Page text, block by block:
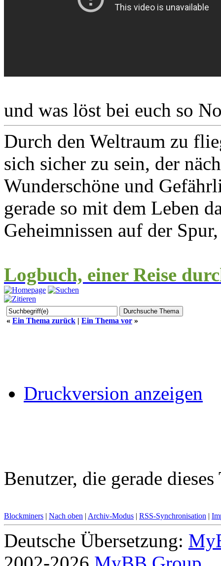
und was löst bei euch so
Durch den Weltraum zu
sich sicher zu sein, der
Wunderschöne und
gerade so mit dem Leben
Geheimnissen auf der
Logbuch, einer Reise
« Ein Thema zurück | Ein Thema vor »
Druckversion anzeigen
Benutzer, die gerade
Blockminers | Nach oben | Archiv-Modus | RSS-Synchronisation |
Deutsche Übersetzung: